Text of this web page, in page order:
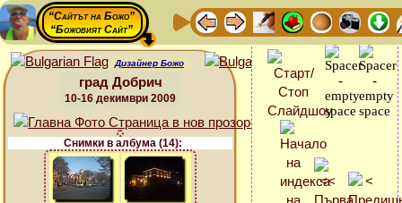
“Сайтът на Божо”
“Божовият Сайт”
Дизайнер Божо
град Добрич
10-16 декимври 2009
Снимки в албума (14):